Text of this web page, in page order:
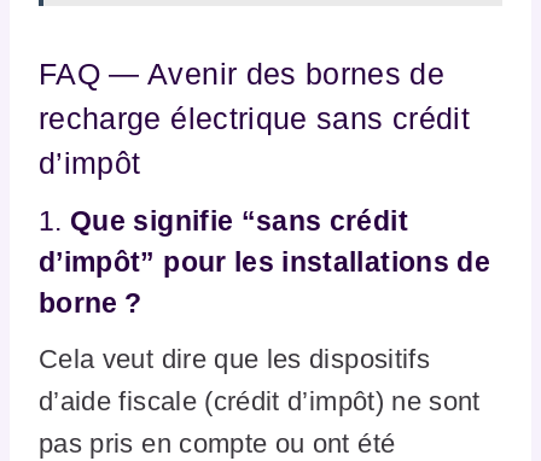
FAQ — Avenir des bornes de
recharge électrique sans crédit
d’impôt
1. Que signifie “sans crédit
d’impôt” pour les installations de
borne ?
Cela veut dire que les dispositifs
d’aide fiscale (crédit d’impôt) ne sont
pas pris en compte ou ont été